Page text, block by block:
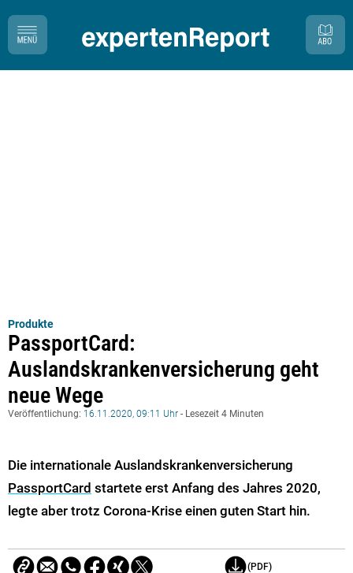
Produkte
PassportCard:
Auslandskrankenversicherung geht
neue Wege
Veröffentlichung: 16.11.2020, 09:11 Uhr - Lesezeit 4 Minuten
Die internationale Auslandskrankenversicherung
PassportCard startete erst Anfang des Jahres 2020,
legte aber trotz Corona-Krise einen guten Start hin.
(PDF)